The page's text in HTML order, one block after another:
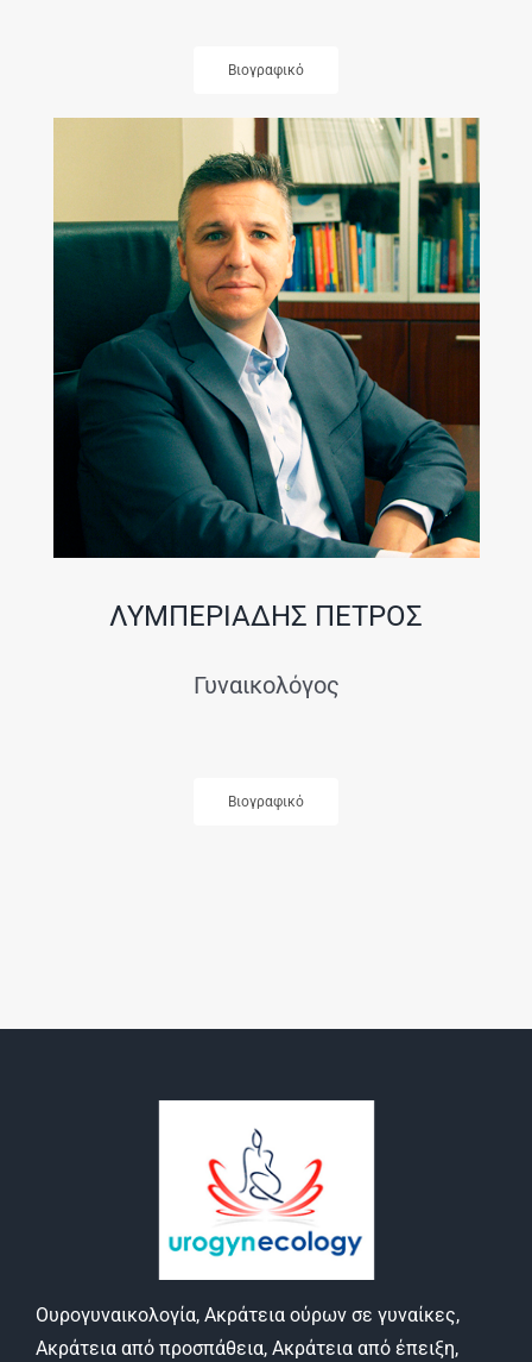
Βιογραφικό
ΛΥΜΠΕΡΙΑΔΗΣ ΠΕΤΡΟΣ
Γυναικολόγος
Βιογραφικό
Ουρογυναικολογία, Ακράτεια ούρων σε γυναίκες,
Ακράτεια από προσπάθεια, Ακράτεια από έπειξη,